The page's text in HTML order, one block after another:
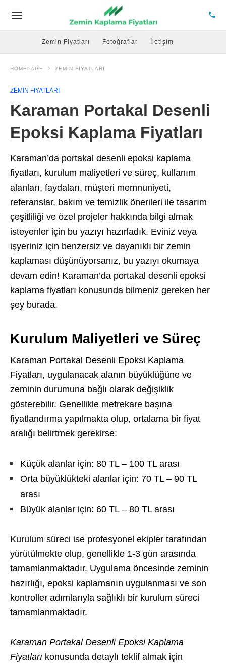
Zemin Fiyatları Fotoğraflar İletişim
HOMEPAGE ZEMIN FIYATLARI
ZEMIN FIYATLARI
Karaman Portakal Desenli
Epoksi Kaplama Fiyatları
Karaman’da portakal desenli epoksi kaplama
fiyatları, kurulum maliyetleri ve süreç, kullanım
alanları, faydaları, müşteri memnuniyeti,
referanslar, bakım ve temizlik önerileri ile tasarım
çeşitliliği ve özel projeler hakkında bilgi almak
isteyenler için bu yazıyı hazırladık. Eviniz veya
işyeriniz için benzersiz ve dayanıklı bir zemin
kaplaması düşünüyorsanız, bu yazıyı okumaya
devam edin! Karaman’da portakal desenli epoksi
kaplama fiyatları konusunda bilmeniz gereken her
şey burada.
Kurulum Maliyetleri ve Süreç
Karaman Portakal Desenli Epoksi Kaplama
Fiyatları, uygulanacak alanın büyüklüğüne ve
zeminin durumuna bağlı olarak değişiklik
gösterebilir. Genellikle metrekare başına
fiyatlandırma yapılmakta olup, ortalama bir fiyat
aralığı belirtmek gerekirse:
Küçük alanlar için: 80 TL – 100 TL arası
Orta büyüklükteki alanlar için: 70 TL – 90 TL
arası
Büyük alanlar için: 60 TL – 80 TL arası
Kurulum süreci ise profesyonel ekipler tarafından
yürütülmekte olup, genellikle 1-3 gün arasında
tamamlanmaktadır. Uygulama öncesinde zeminin
hazırlığı, epoksi kaplamanın uygulanması ve son
kontroller adımlarıyla sağlıklı bir kurulum süreci
tamamlanmaktadır.
Karaman Portakal Desenli Epoksi Kaplama
Fiyatları konusunda detaylı teklif almak için